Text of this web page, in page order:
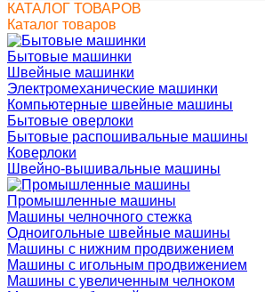
КАТАЛОГ ТОВАРОВ
Каталог товаров
Бытовые машинки
Швейные машинки
Электромеханические машинки
Компьютерные швейные машины
Бытовые оверлоки
Бытовые распошивальные машины
Коверлоки
Швейно-вышивальные машины
Промышленные машины
Машины челночного стежка
Одноигольные швейные машины
Машины с нижним продвижением
Машины с игольным продвижением
Машины с увеличенным челноком